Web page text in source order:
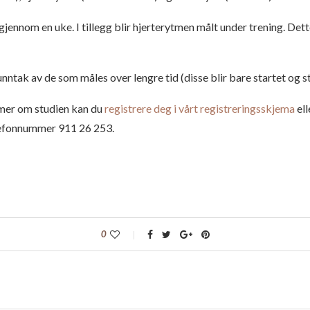
en uke. I tillegg blir hjerterytmen målt under trening.
av de som måles over lengre tid (disse blir bare startet og
om studien kan duregistrere deg i vårt registreringsskjema
911 26 253.
0